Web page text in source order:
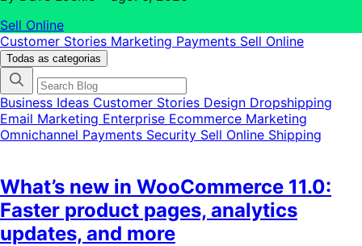
Sell Online
Customer Stories Marketing Payments Sell Online
Todas as categorias
Business Ideas Customer Stories Design Dropshipping
Email Marketing Enterprise Ecommerce Marketing
Omnichannel Payments Security Sell Online Shipping
What’s new in WooCommerce 11.0:
Faster product pages, analytics
updates, and more